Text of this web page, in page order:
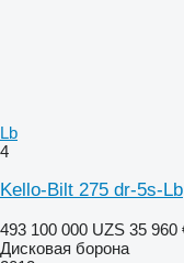
Lb
4
Kello-Bilt 275 dr-5s-Lb
493 100 000 UZS 35 960
Дисковая борона